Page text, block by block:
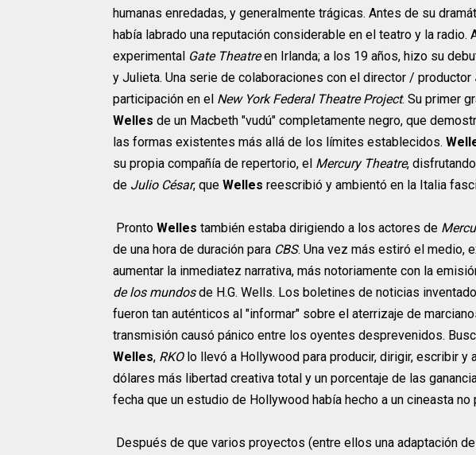
humanas enredadas, y generalmente trágicas. Antes de su
había labrado una reputación considerable en el teatro y la
experimental Gate Theatreen Irlanda; a los 19 años, hizo su
y Julieta. Una serie de colaboraciones con el director / productor
participación en el New York Federal Theatre Project. Su primer
Welles de un Macbeth "vudú" completamente negro, que
las formas existentes más allá de los límites establecidos.
su propia compañía de repertorio, el Mercury Theatre,
de Julio César, que Welles reescribió y ambientó en la Italia
Pronto Welles también estaba dirigiendo a los actores de
de una hora de duración para CBS. Una vez más estiró el medio,
aumentar la inmediatez narrativa, más notoriamente con la
de los mundosde H.G. Wells. Los boletines de noticias
fueron tan auténticos al "informar" sobre el aterrizaje de
transmisión causó pánico entre los oyentes desprevenidos.
Welles, RKOlo llevó a Hollywood para producir, dirigir, escribir y
dólares más libertad creativa total y un porcentaje de las
fecha que un estudio de Hollywood había hecho a un cineasta no
Después de que varios proyectos (entre ellos una adaptación de